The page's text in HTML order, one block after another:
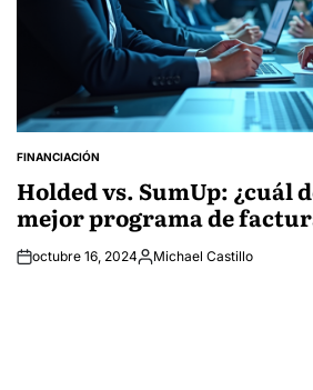
POSTED
FINANCIACIÓN
Holded vs. SumUp: ¿cuál
mejor programa de
octubre 16, 2024Posted
Michael Castillo